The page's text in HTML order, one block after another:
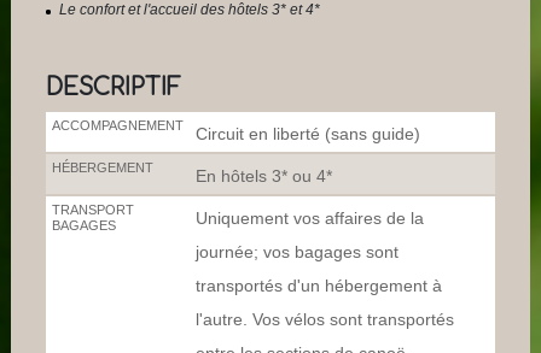
Le confort et l'accueil des hôtels 3* et 4*
DESCRIPTIF
ACCOMPAGNEMENT Circuit en liberté (sans guide)
HÉBERGEMENT En hôtels 3* ou 4*
TRANSPORT
BAGAGES
Uniquement vos affaires de la
journée; vos bagages sont
transportés d'un hébergement à
l'autre. Vos vélos sont transportés